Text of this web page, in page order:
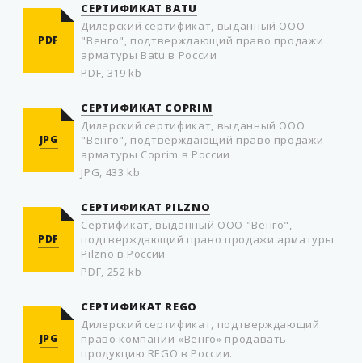
PDF
СЕРТИФИКАТ BATU
Дилерский сертификат, выданный ООО
"Венго", подтверждающий право продажи
арматуры Batu в России
PDF, 319 kb
JPG
СЕРТИФИКАТ COPRIM
Дилерский сертификат, выданный ООО
"Венго", подтверждающий право продажи
арматуры Coprim в России
JPG, 433 kb
PDF
СЕРТИФИКАТ PILZNO
Cертификат, выданный ООО "Венго",
подтверждающий право продажи арматуры
Pilzno в России
PDF, 252 kb
JPG
СЕРТИФИКАТ REGO
Дилерский сертификат, подтверждающий
право компании «Венго» продавать
продукцию REGO в России.